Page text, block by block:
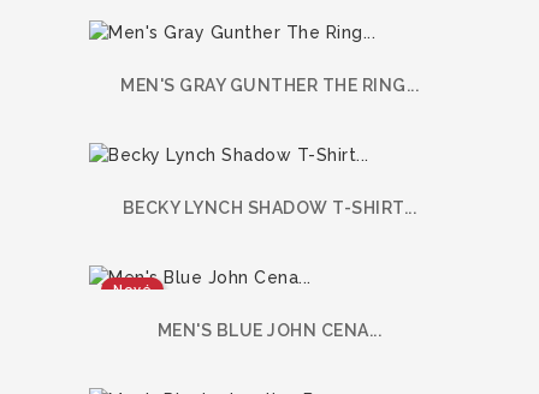
MEN'S GRAY GUNTHER THE RING...
BECKY LYNCH SHADOW T-SHIRT...
Nové
MEN'S BLUE JOHN CENA...